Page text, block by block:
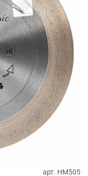
арт. HM505